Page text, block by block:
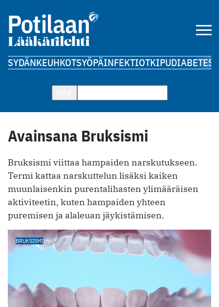
SYDÄNKEUHKOTSYÖPÄINFEKTIOTKIPUDIABETES
Avainsana Bruksismi
Bruksismi viittaa hampaiden narskutukseen.
Termi kattaa narskuttelun lisäksi kaiken
muunlaisenkin purentalihasten ylimääräisen
aktiviteetin, kuten hampaiden yhteen
puremisen ja alaleuan jäykistämisen.
BRUKSISMI